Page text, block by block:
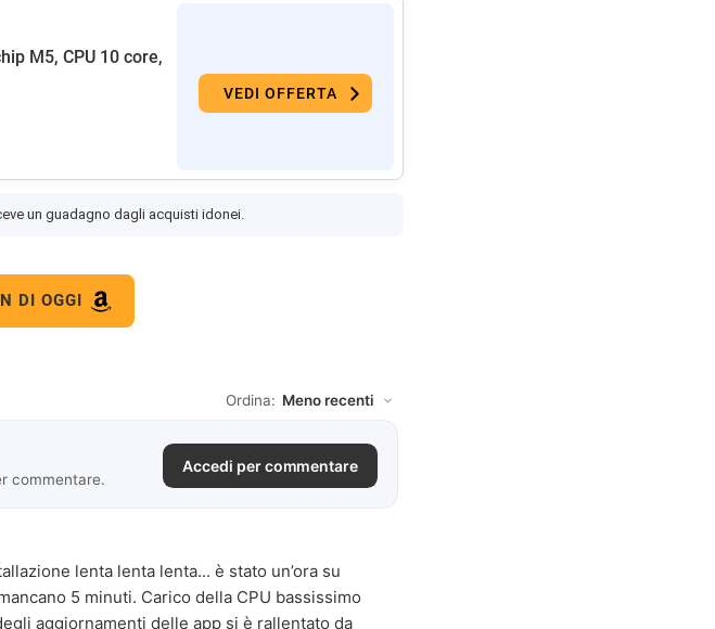
M5, CPU 10 core,
VEDI OFFERTA
un guadagno dagli acquisti idonei.
DI OGGI
Ordina:
commentare.
Accedi per commentare
lenta lenta lenta... è stato un’ora su
5 minuti. Carico della CPU bassissimo
aggiornamenti delle app si è rallentato da